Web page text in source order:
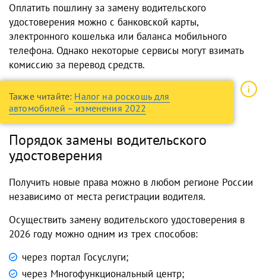
Оплатить пошлину за замену водительского
удостоверения можно с банковской карты,
электронного кошелька или баланса мобильного
телефона. Однако некоторые сервисы могут взимать
комиссию за перевод средств.
Также читайте: Налог на роскошь для
автомобилей – изменения 2022
Порядок замены водительского
удостоверения
Получить новые права можно в любом регионе России
независимо от места регистрации водителя.
Осуществить замену водительского удостоверения в
2026 году можно одним из трех способов:
через портал Госуслуги;
через Многофункциональный центр;